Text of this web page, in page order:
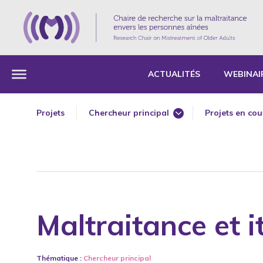
ACTUALITÉS
Projets
Chercheur principal
Maîtrise en droit et politiques de la santé
Postdoctorat en gérontologie
Projets en
Maltraitance et
Thématique : Chercheur principal